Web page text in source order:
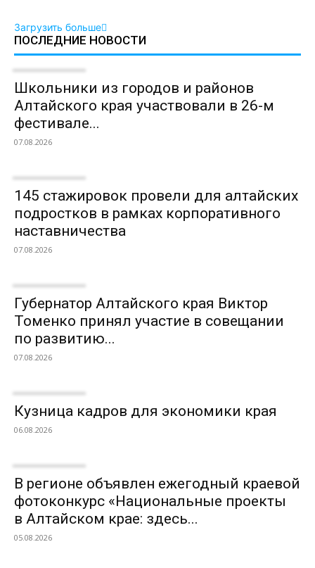
Загрузить больше
ПОСЛЕДНИЕ НОВОСТИ
Школьники из городов и районов
Алтайского края участвовали в 26-м
фестивале...
07.08.2026
145 стажировок провели для алтайских
подростков в рамках корпоративного
наставничества
07.08.2026
Губернатор Алтайского края Виктор
Томенко принял участие в совещании
по развитию...
07.08.2026
Кузница кадров для экономики края
06.08.2026
В регионе объявлен ежегодный краевой
фотоконкурс «Национальные проекты
в Алтайском крае: здесь...
05.08.2026